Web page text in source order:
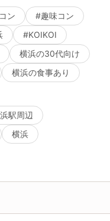
ン
#趣味コン
#KOIKOI
横浜の30代向け
横浜の食事あり
駅周辺
横浜